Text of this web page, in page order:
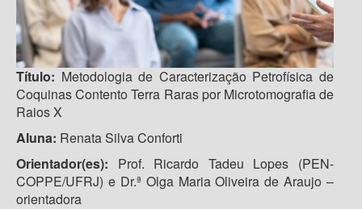
Título: Metodologia de Caracterização Petrofísica de
Coquinas Contento Terra Raras por Microtomografia de
Raios X
Aluna: Renata Silva Conforti
Orientador(es): Prof. Ricardo Tadeu Lopes (PEN-
COPPE/UFRJ) e Dr.ª Olga Maria Oliveira de Araujo –
orientadora